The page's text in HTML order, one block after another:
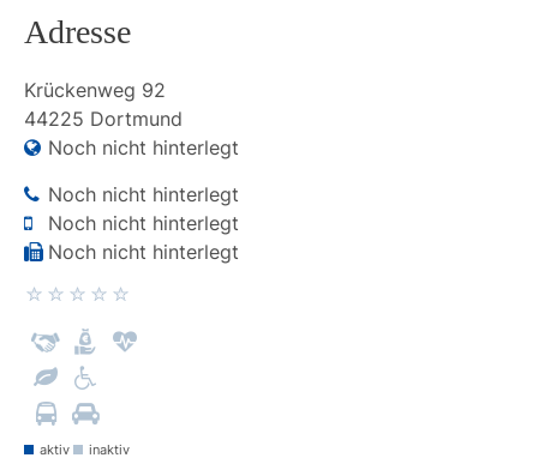
Adresse
Krückenweg 92
44225 Dortmund
Noch nicht hinterlegt
Noch nicht hinterlegt
Noch nicht hinterlegt
Noch nicht hinterlegt
aktiv inaktiv